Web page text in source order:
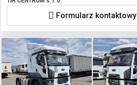
Formularz kontaktowy